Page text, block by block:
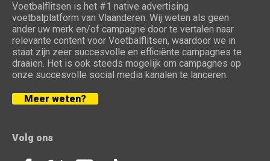
Voetbalflitsen is het #1 native advertising
voetbalplatform van Vlaanderen. Wij weten als geen
ander uw merk en/of campagne door te vertalen naar
relevante content voor Voetbalflitsen, waardoor we in
staat zijn zeer succesvolle en efficiënte campagnes te
draaien. Het is ook steeds mogelijk om campagnes op
onze succesvolle social media kanalen te lanceren.
Meer weten?
Volg ons